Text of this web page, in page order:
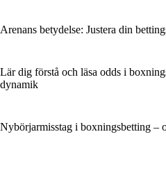
Arenans betydelse: Justera din
Lär dig förstå och läsa odds i
dynamik
Nybörjarmisstag i boxningsbetting –